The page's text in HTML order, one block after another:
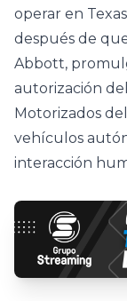
operar en
después de
Abbott,
autorización
Motorizados
vehículos
interacción